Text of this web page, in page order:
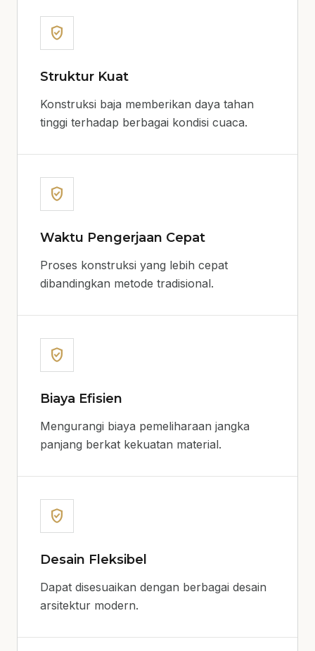
verified_user
Struktur Kuat
Konstruksi baja memberikan daya tahan
tinggi terhadap berbagai kondisi cuaca.
verified_user
Waktu Pengerjaan Cepat
Proses konstruksi yang lebih cepat
dibandingkan metode tradisional.
verified_user
Biaya Efisien
Mengurangi biaya pemeliharaan jangka
panjang berkat kekuatan material.
verified_user
Desain Fleksibel
Dapat disesuaikan dengan berbagai desain
arsitektur modern.